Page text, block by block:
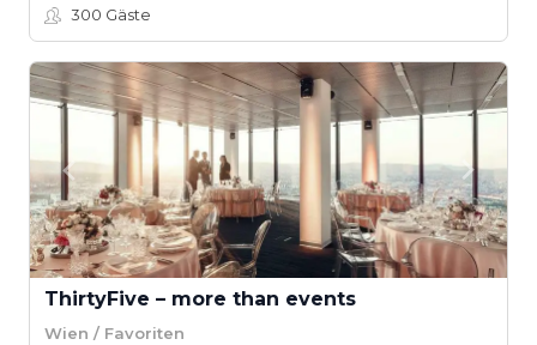
300 Gäste
ThirtyFive – more than events
Wien / Favoriten